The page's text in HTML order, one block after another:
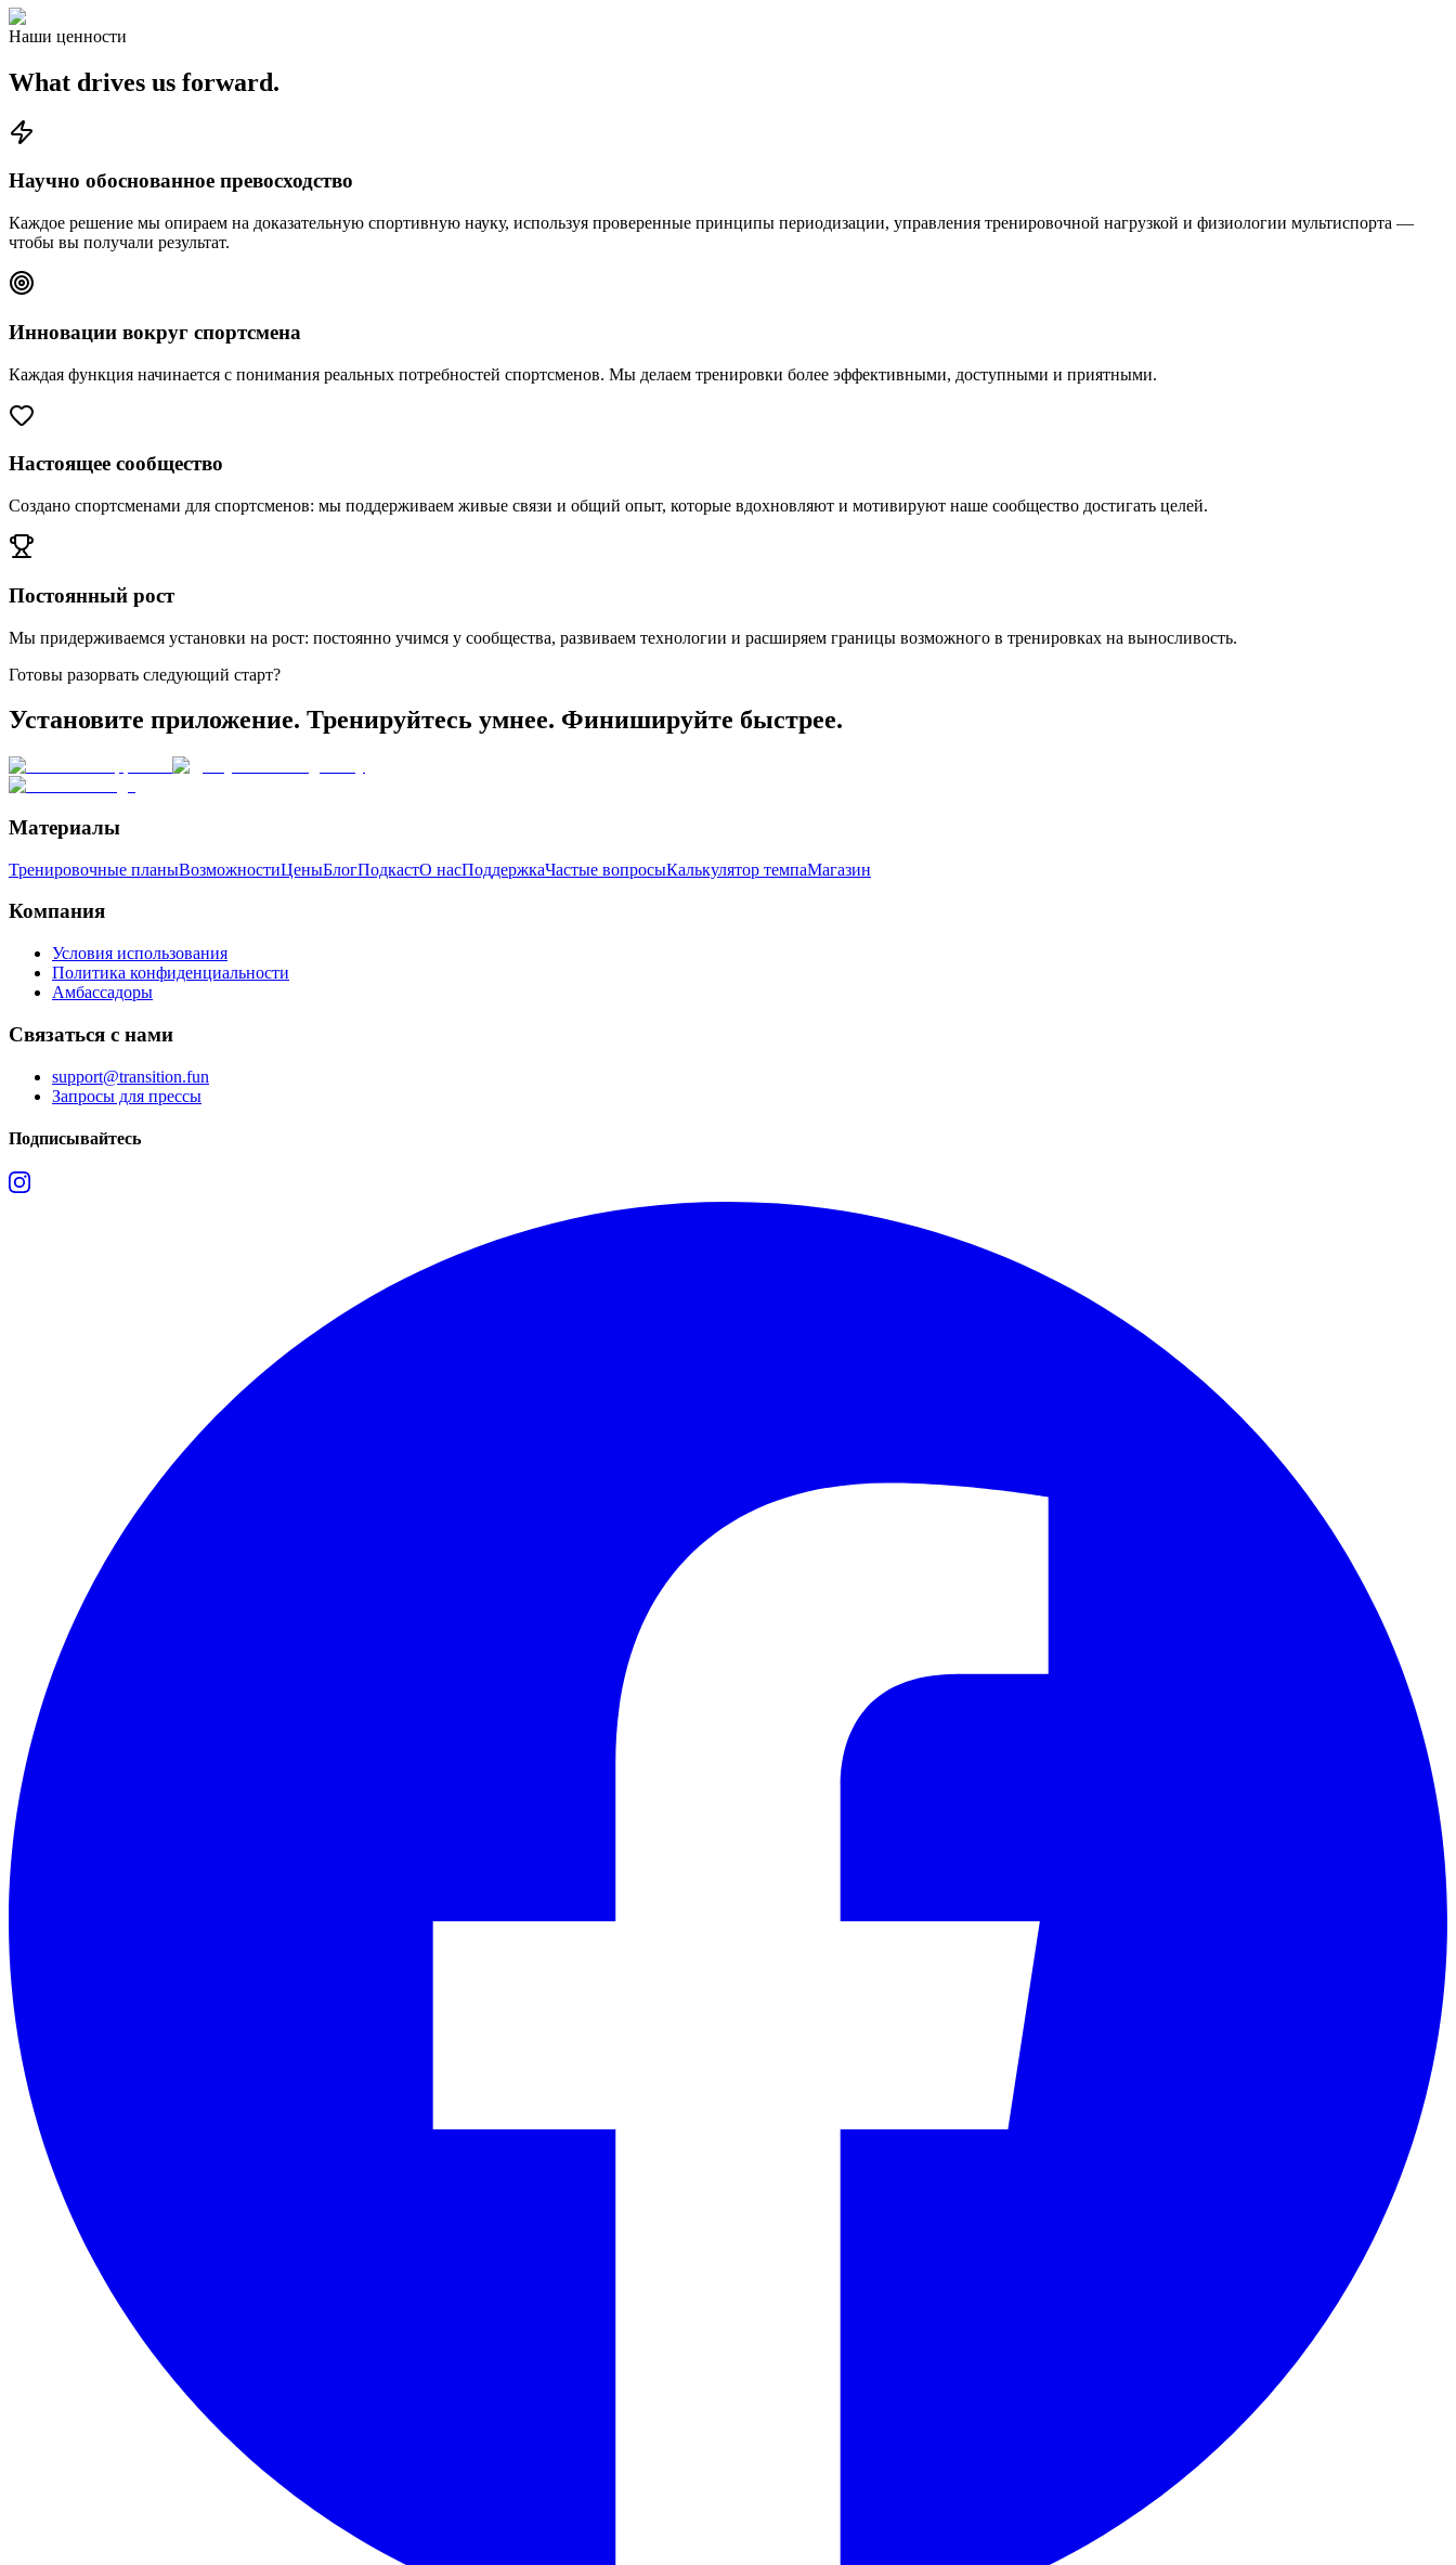
Наши ценности
What drives us forward.
Научно обоснованное превосходство
Каждое решение мы опираем на доказательную спортивную науку, используя проверенные принципы периодизации, управления тренировочной нагрузкой и физиологии мультиспорта —
чтобы вы получали результат.
Инновации вокруг спортсмена
Каждая функция начинается с понимания реальных потребностей спортсменов. Мы делаем тренировки более эффективными, доступными и приятными.
Настоящее сообщество
Создано спортсменами для спортсменов: мы поддерживаем живые связи и общий опыт, которые вдохновляют и мотивируют наше сообщество достигать целей.
Постоянный рост
Мы придерживаемся установки на рост: постоянно учимся у сообщества, развиваем технологии и расширяем границы возможного в тренировках на выносливость.
Готовы разорвать следующий старт?
Установите приложение. Тренируйтесь умнее. Финишируйте быстрее.
Материалы
Тренировочные планыВозможностиЦеныБлогПодкастО насПоддержкаЧастые вопросыКалькулятор темпаМагазин
Компания
Условия использования
Политика конфиденциальности
Амбассадоры
Связаться с нами
support@transition.fun
Запросы для прессы
Подписывайтесь